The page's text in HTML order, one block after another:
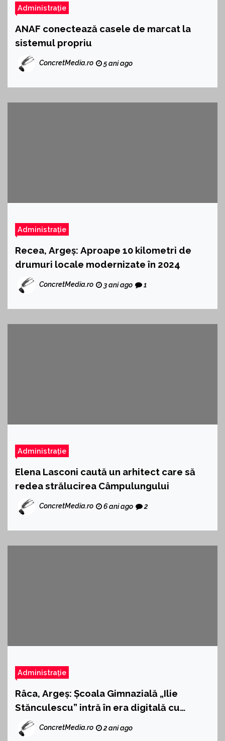
Administrație
ANAF conectează casele de marcat la
sistemul propriu
ConcretMedia.ro 5 ani ago
Administrație
Recea, Argeș: Aproape 10 kilometri de
drumuri locale modernizate în 2024
ConcretMedia.ro 3 ani ago 1
Administrație
Elena Lasconi caută un arhitect care să
redea strălucirea Câmpulungului
ConcretMedia.ro 6 ani ago 2
Administrație
Râca, Argeș: Școala Gimnazială „Ilie
Stănculescu” intră în era digitală cu
fonduri PNRR
ConcretMedia.ro 2 ani ago